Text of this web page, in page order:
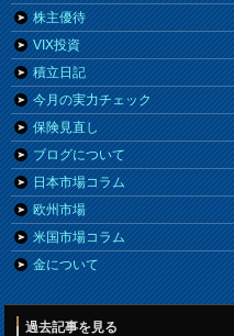
株主優待
VIX投資
積立日記
今月の実力チェック
保険見直し
ブログについて
日本市場コラム
欧州市場
米国市場コラム
金について
過去記事を見る